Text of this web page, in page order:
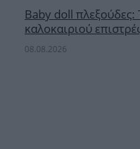
Baby doll πλεξούδες:
καλοκαιριού
08.08.2026